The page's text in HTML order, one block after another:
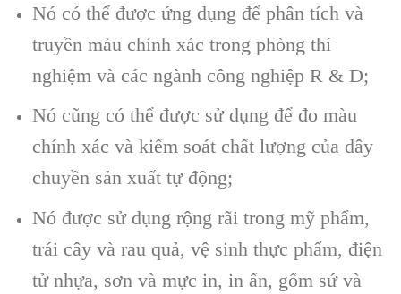
Nó có thể được ứng dụng để phân tích và
truyền màu chính xác trong phòng thí
nghiệm và các ngành công nghiệp R & D;
Nó cũng có thể được sử dụng để đo màu
chính xác và kiểm soát chất lượng của dây
chuyền sản xuất tự động;
Nó được sử dụng rộng rãi trong mỹ phẩm,
trái cây và rau quả, vệ sinh thực phẩm, điện
tử nhựa, sơn và mực in, in ấn, gốm sứ và